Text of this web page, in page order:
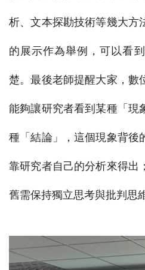
析、文本探勘技術等幾大方
的展示作為舉例，可以看
楚。最後老師提醒大家，數
能夠讓研究者看到某種「現
種「結論」，這個現象背後
靠研究者自己的分析來得出
舊需保持獨立思考與批判思